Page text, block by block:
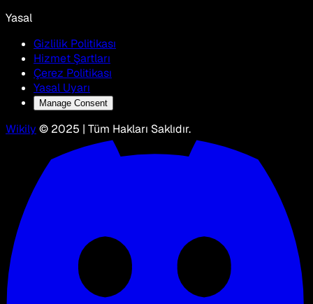
Yasal
Gizlilik Politikası
Hizmet Şartları
Çerez Politikası
Yasal Uyarı
Manage Consent
Wikily © 2025 | Tüm Hakları Saklıdır.